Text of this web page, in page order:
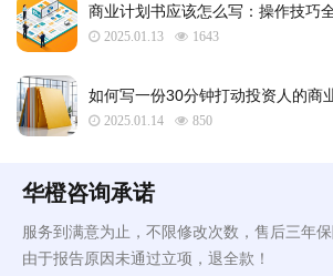
商业计划书应该怎么写：操作技巧
2025.01.13 1643
如何写一份30分钟打动投资人的商
2025.01.14 850
华橙咨询承诺
服务到满意为止，不限修改次数，售后三年保
由于报告原因未通过立项，退全款！